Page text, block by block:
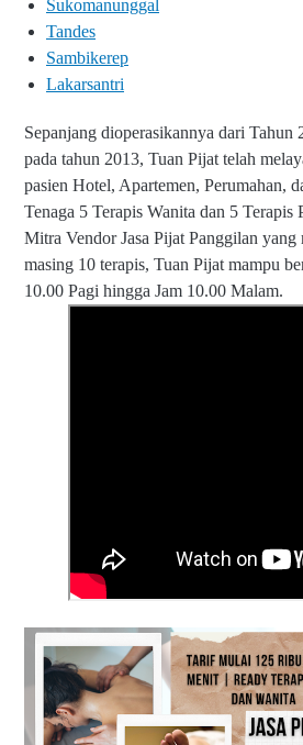
Sukomanunggal
Tandes
Sambikerep
Lakarsantri
Sepanjang dioperasikannya dari Tahun
pada tahun 2013, Tuan Pijat telah
pasien Hotel, Apartemen, Perumahan,
Tenaga 5 Terapis Wanita dan 5 Terapis
Mitra Vendor Jasa Pijat Panggilan
masing 10 terapis, Tuan Pijat mampu
10.00 Pagi hingga Jam 10.00 Malam.